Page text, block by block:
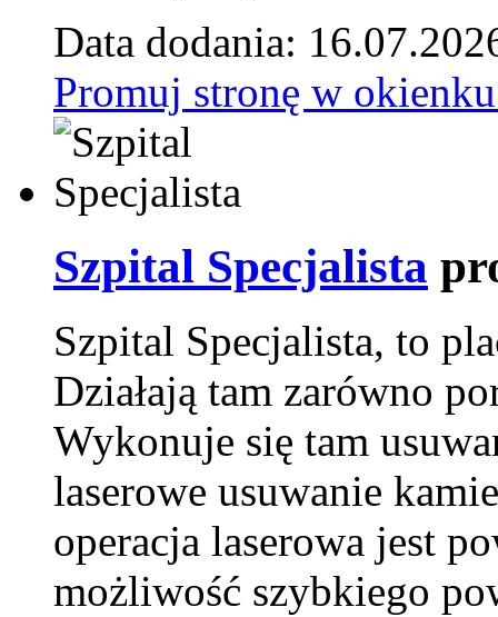
Data dodania:
Promuj stronę w
Szpital Specjalista
Szpital Specjalista, to
Działają tam zarówno
Wykonuje się tam
laserowe usuwanie
operacja laserowa jest
możliwość szybkiego